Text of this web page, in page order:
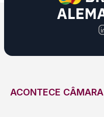
ACONTECE CÂMARA